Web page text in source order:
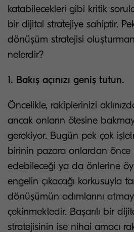
katabilecekleri gibi kritik
bir dijital stratejiye sahiptir.
dönüşüm stratejisi
nelerdir?
1. Bakış açınızı geniş tutun.
Öncelikle, rakiplerinizi
ancak onların ötesine
gerekiyor. Bugün pek çok
birinin pazara onlardan
edebileceği ya da önlerine
engelin çıkacağı korkusuyla
dönüşümün adımlarını
çekinmektedir. Başarılı bir
stratejisinin ise nihai amacı